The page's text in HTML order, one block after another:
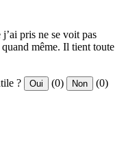
pris ne se voit pas
même. Il tient toute
? Oui (0) Non (0)